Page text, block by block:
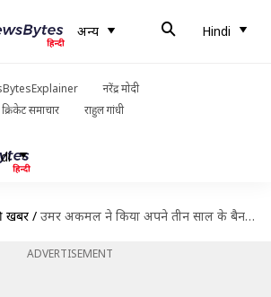
अन्य Hindi
नरेंद्र मोदी
क्रिकेट समाचार राहुल गांधी
खबरें / उमर अकमल ने किया अपने तीन साल के बैन को चैलेंज, जल्द होगी सुनवाई
ADVERTISEMENT